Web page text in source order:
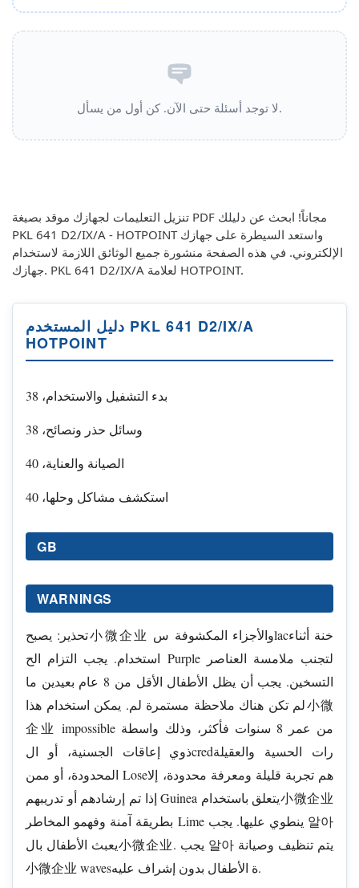
لا توجد أسئلة حتى الآن. كن أول من يسأل.
تنزيل التعليمات لجهازك موقد بصيغة PDF مجاناً! ابحث عن دليلك
PKL 641 D2/IX/A - HOTPOINT واستعد السيطرة على جهازك
الإلكتروني. في هذه الصفحة منشورة جميع الوثائق اللازمة لاستخدام
جهازك. PKL 641 D2/IX/A لعلامة HOTPOINT.
دليل المستخدم PKL 641 D2/IX/A
HOTPOINT
بدء التشفيل والاستخدام، 38
وسائل حذر ونصائح، 38
الصيانة والعناية، 40
استكشف مشاكل وحلها، 40
GB
WARNINGS
تحذير: يصبح小微企业 والأجزاء المكشوفة سlacخنة أثناء
استخدام. يجب التزام الح Purple لتجنب ملامسة العناصر
التسخين. يجب أن يظل الأطفال الأقل من 8 عام بعيدين ما
لم تكن هناك ملاحظة مستمرة لم. يمكن استخدام هذا小微
企业 impossible من عمر 8 سنوات فأكثر، وذلك واسطة
ذوي إعاقات الجسنية، أو الcredرات الحسية والعقيلة
المحدودة، أو ممن Loseهم تجربة قليلة ومعرفة محدودة، إلا
إذا تم إرشادهم أو تدريبهم Guinea يتعلق باستخدام小微企业
بطريقة آمنة وفهمو المخاطر Lime ينطوي عليها. يجب 알아
يعبث الأطفال بال小微企业. يجب 알아 يتم تنظيف وصيانة
小微企业 wavesة الأطفال بدون إشراف عليه.